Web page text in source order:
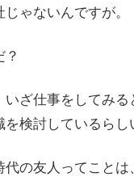
ゃないんですが。
ざ仕事をしてみる
を検討しているらし
の友人ってことは